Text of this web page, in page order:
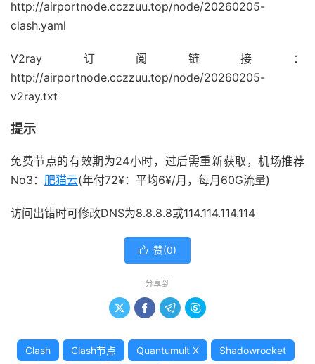
http://airportnode.cczzuu.top/node/20260205-
clash.yaml
V2ray订阅链接：
http://airportnode.cczzuu.top/node/20260205-
v2ray.txt
提示
免费节点的有效期为24小时，过后需重新获取，机场推荐
No3： 肥猫云(年付72¥：平均6¥/月，每月60G流量)
访问出错时可修改DNS为8.8.8.8或114.114.114.114
 赞(0)
分享到
   
Clash Clash节点 Quantumult X Shadowrocket